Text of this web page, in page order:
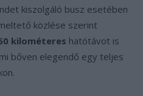
kiszolgáló busz esetében
közlése szerint
kilométeres hatótávot is
bőven elegendő egy teljes